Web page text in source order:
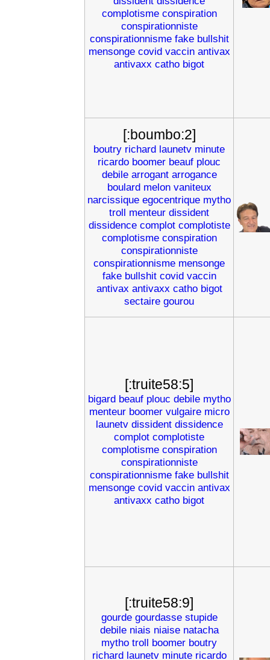
complotisme conspiration
conspirationniste
conspirationnisme fake bullshit
mensonge covid vaccin antivax
antivaxx catho bigot
[:boumbo:2]
boutry richard launetv minute
ricardo boomer beauf plouc
debile arrogant arrogance
boulard melon vaniteux
narcissique egocentrique mytho
troll menteur dissident
dissidence complot complotiste
complotisme conspiration
conspirationniste
conspirationnisme mensonge
fake bullshit covid vaccin
antivax antivaxx catho bigot
sectaire gourou
[:truite58:5]
bigard beauf plouc debile mytho
menteur boomer vulgaire micro
launetv dissident dissidence
complot complotiste
complotisme conspiration
conspirationniste
conspirationnisme fake bullshit
mensonge covid vaccin antivax
antivaxx catho bigot
[:truite58:9]
gourde gourdasse stupide
debile niais niaise natacha
mytho troll boomer boutry
richard launetv minute ricardo